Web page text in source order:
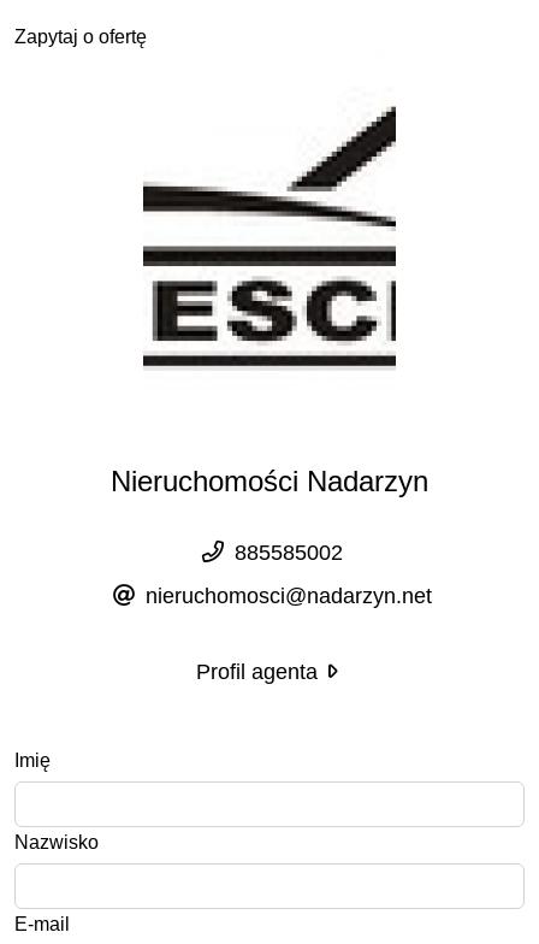
Zapytaj o ofertę
Nieruchomości Nadarzyn
885585002
nieruchomosci@nadarzyn.net
Profil agenta
Imię
Nazwisko
E-mail